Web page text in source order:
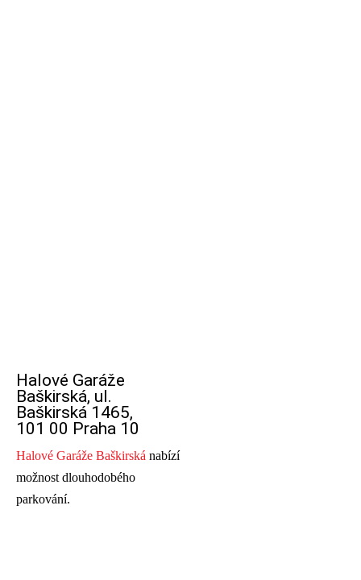
Halové Garáže
Baškirská, ul.
Baškirská 1465,
101 00 Praha 10
Halové Garáže Baškirská nabízí
možnost dlouhodobého
parkování.